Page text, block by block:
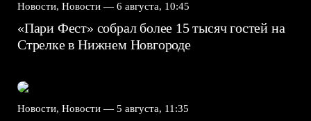
Новости, Новости — 6 августа, 10:45
«Пари Фест» собрал более 15 тысяч гостей на
Стрелке в Нижнем Новгороде
Новости, Новости — 5 августа, 11:35